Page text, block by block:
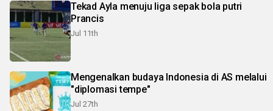
Tekad Ayla menuju liga sepak bola putri
Prancis
Jul 11th
Mengenalkan budaya Indonesia di AS melalui
"diplomasi tempe"
Jul 27th